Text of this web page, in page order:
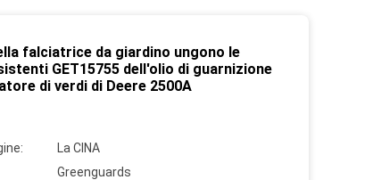
falciatrice da giardino ungono le
GET15755 dell'olio di guarnizione
di verdi di Deere 2500A
La CINA
Greenguards